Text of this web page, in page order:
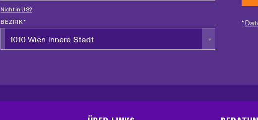
Nicht inUS?
BEZIRK *
1010 Wien Innere Stadt
*